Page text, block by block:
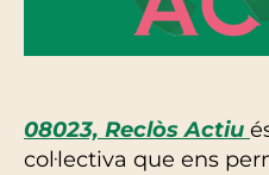
08023, Reclòs Actiu
col·lectiva que ens